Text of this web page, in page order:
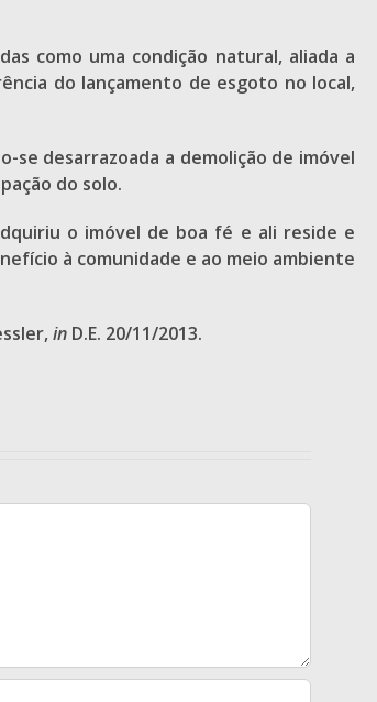
como uma condição natural, aliada a
do lançamento de esgoto no local,
desarrazoada a demolição de imóvel
do solo.
o imóvel de boa fé e ali reside e
à comunidade e ao meio ambiente
in D.E. 20/11/2013.